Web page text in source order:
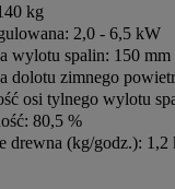
kg
2,0 - 6,5 kW
wylotu spalin: 150 mm
dolotu zimnego
osi tylnego wylotu
80,5 %
drewna (kg/godz.): 1,2